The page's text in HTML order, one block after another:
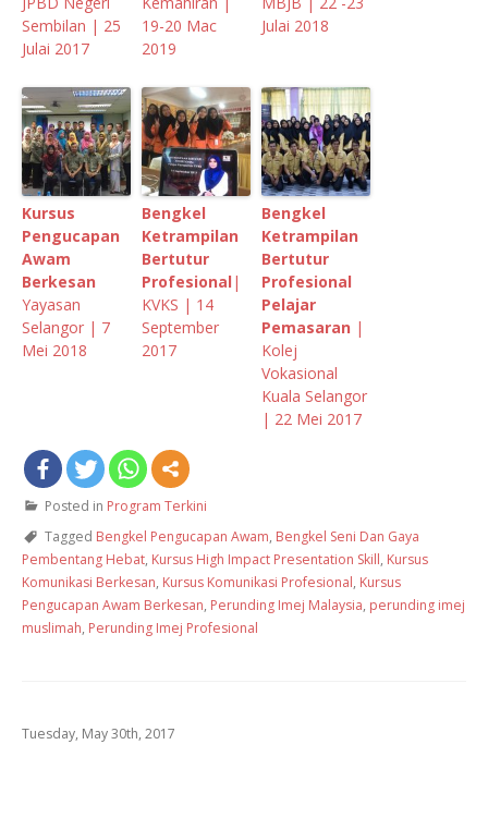
Sembilan | 25
Julai 2017
19-20 Mac
2019
Julai 2018
Kursus
Pengucapan
Awam
Berkesan
Yayasan
Selangor | 7
Mei 2018
Bengkel
Ketrampilan
Bertutur
Profesional |
KVKS | 14
September
2017
Bengkel
Ketrampilan
Bertutur
Profesional
Pelajar
Pemasaran |
Kolej
Vokasional
Kuala Selangor
| 22 Mei 2017
Posted in Program Terkini
Tagged Bengkel Pengucapan Awam, Bengkel Seni Dan Gaya
Pembentang Hebat, Kursus High Impact Presentation Skill, Kursus
Komunikasi Berkesan, Kursus Komunikasi Profesional, Kursus
Pengucapan Awam Berkesan, Perunding Imej Malaysia, perunding imej
muslimah, Perunding Imej Profesional
Tuesday, May 30th, 2017